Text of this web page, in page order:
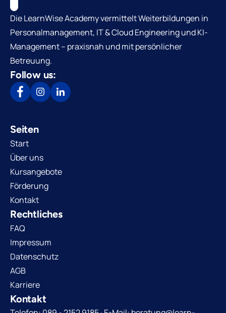
Die LearnWise Academy vermittelt Weiterbildungen in
Personalmanagement, IT & Cloud Engineering und KI-
Management – praxisnah und mit persönlicher
Betreuung.
Follow us:
Seiten
Start
Über uns
Kursangebote
Förderung
Kontakt
Rechtliches
FAQ
Impressum
Datenschutz
AGB
Karriere
Kontakt